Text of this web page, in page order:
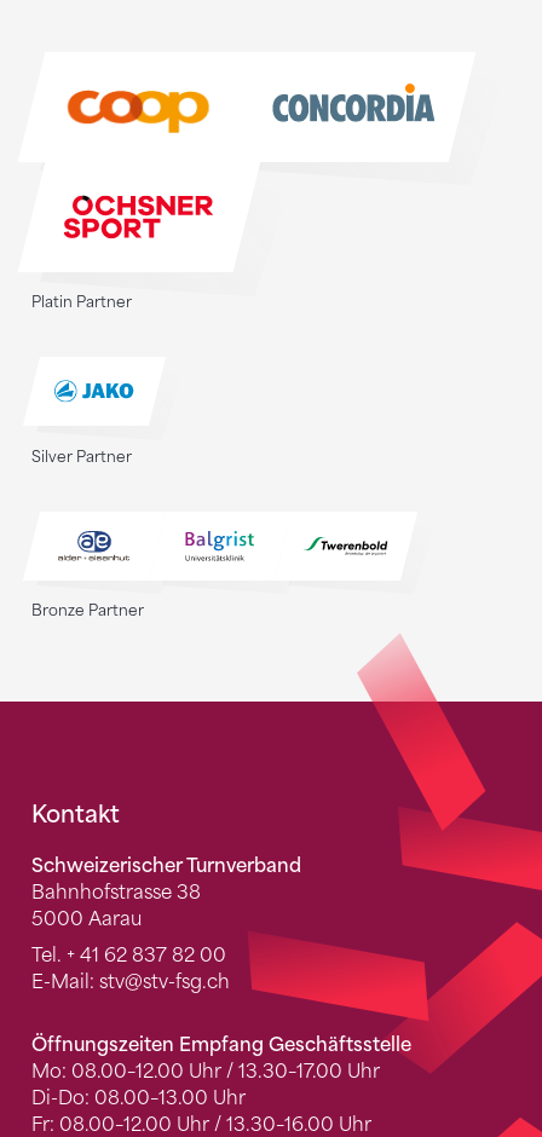
Platin Partner
Silver Partner
Bronze Partner
Fusszeile
Kontakt
Schweizerischer Turnverband
Bahnhofstrasse 38
5000 Aarau
Tel. + 41 62 837 82 00
E-Mail: stv@stv-fsg.ch
Öffnungszeiten Empfang Geschäftsstelle
Mo: 08.00–12.00 Uhr / 13.30–17.00 Uhr
Di-Do: 08.00–13.00 Uhr
Fr: 08.00–12.00 Uhr / 13.30–16.00 Uhr